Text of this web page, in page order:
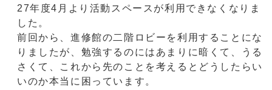
27年度4月より活動スペースが利用できなくなりま
した。
前回から、進修館の二階ロビーを利用することにな
りましたが、勉強するのにはあまりに暗くて、うる
さくて、これから先のことを考えるとどうしたらい
いのか本当に困っています。